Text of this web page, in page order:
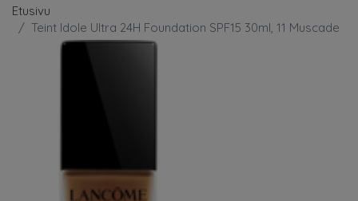
Etusivu
Teint Idole Ultra 24H Foundation SPF15 30ml, 11 Muscade